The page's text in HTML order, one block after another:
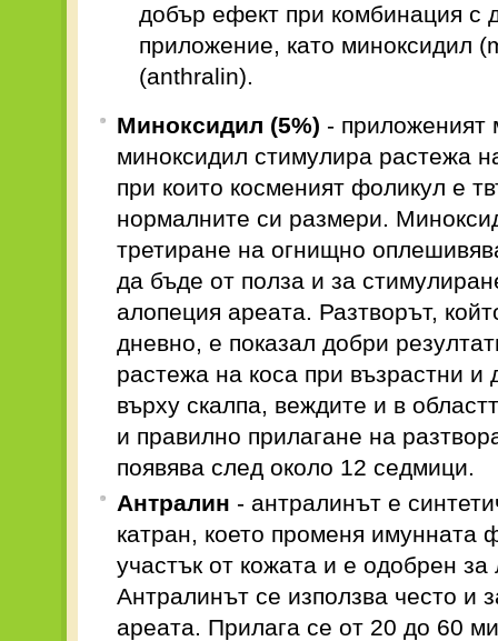
добър ефект при комбинация с
приложение, като миноксидил
(anthralin).
Миноксидил (5%) - приложеният
миноксидил стимулира растежа
при които косменият фоликул е
нормалните си размери.
третиране на огнищно
да бъде от полза и за
алопеция ареата. Разтворът,
дневно, е показал добри
растежа на коса при възрастни
върху скалпа, веждите и в
и правилно прилагане на
появява след около 12 седмици.
Антралин - антралинът е
катран, което променя имунната
участък от кожата и е одобрен
Антралинът се използва често и
ареата. Прилага се от 20 до 60